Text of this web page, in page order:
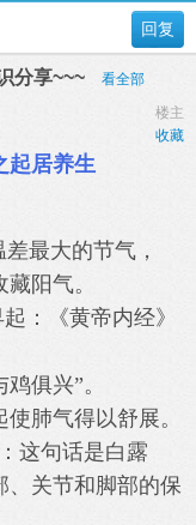
回复
分享~~~ 看全部
楼主
收藏
起居养生
最大的节气，
阳气。
：《黄帝内经》
俱兴”。
肺气得以舒展。
这句话是白露
、关节和脚部的保